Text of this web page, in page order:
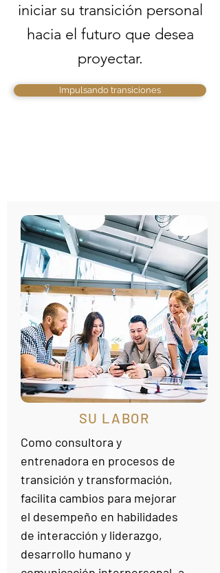
iniciar su transición personal
hacia el futuro que desea
proyectar.
Impulsando transiciones
SU LABOR
Como consultora y
entrenadora en procesos de
transición y transformación,
facilita cambios para mejorar
el desempeño en habilidades
de interacción y liderazgo,
desarrollo humano y